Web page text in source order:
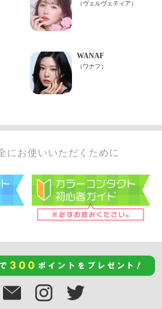
にお使いいただくために